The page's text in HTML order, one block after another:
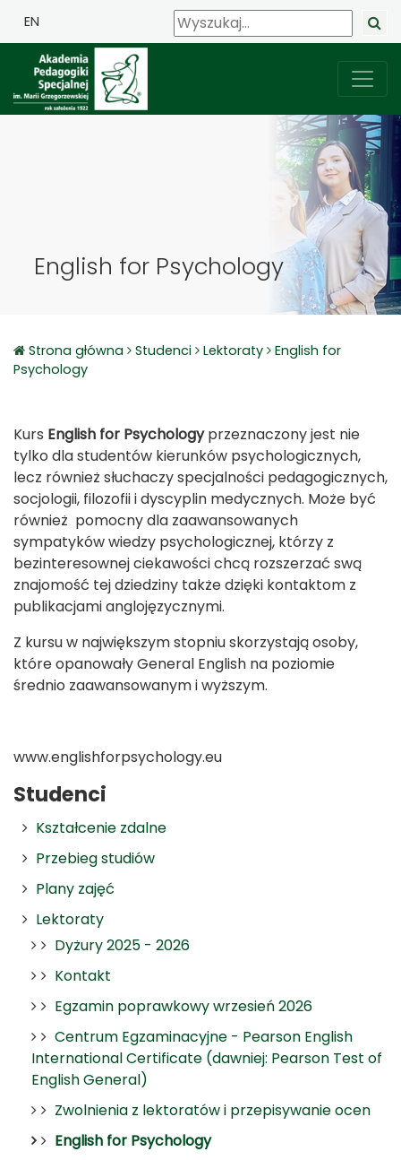
EN
English for Psychology
Strona główna Studenci Lektoraty
English for
Psychology
Studenci
Kształcenie zdalne
Przebieg studiów
Plany zajęć
Lektoraty
Dyżury 2025 - 2026
Kontakt
Egzamin poprawkowy wrzesień 2026
Centrum Egzaminacyjne - Pearson English
International Certificate (dawniej: Pearson Test of
English General)
Zwolnienia z lektoratów i przepisywanie ocen
English for Psychology
Kurs English for Psychologyprzeznaczony jest nie
tylko dla studentów kierunków psychologicznych,
lecz również słuchaczy specjalności pedagogicznych,
socjologii, filozofii i dyscyplin medycznych. Może być
również pomocny dla zaawansowanych
sympatyków wiedzy psychologicznej, którzy z
bezinteresownej ciekawości chcą rozszerzać swą
znajomość tej dziedziny także dzięki kontaktom z
publikacjami anglojęzycznymi.
Z kursu w największym stopniu skorzystają osoby,
które opanowały General English na poziomie
średnio zaawansowanym i wyższym.
www.englishforpsychology.eu